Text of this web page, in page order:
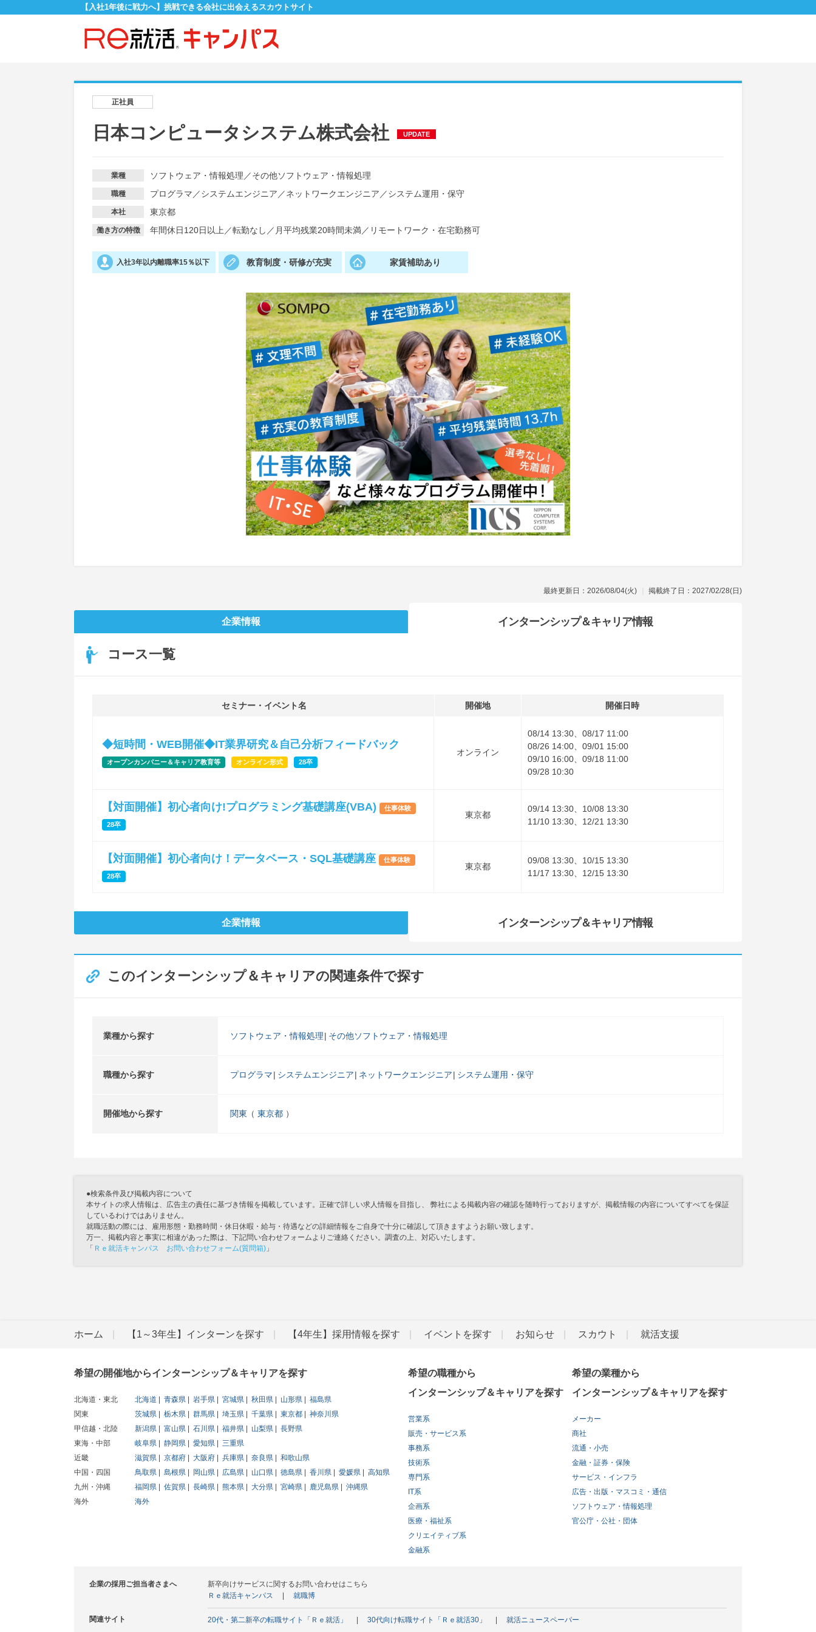
【入社1年後に戦力へ】挑戦できる会社に出会えるスカウトサイト
正社員
日本コンピュータシステム株式会社 UPDATE
業種 ソフトウェア・情報処理 ／その他ソフトウェア・情報処理
職種 プログラマ ／システムエンジニア ／ネットワークエンジニア ／システム運用・保守
本社 東京都
働き方の特徴 年間休日120日以上 ／転勤なし ／ 月平均残業20時間未満／ リモートワーク・在宅勤務可
入社3年以内離職率15％以下 教育制度・研修が充実 家賃補助あり
最終更新日：2026/08/04(火) 掲載終了日：2027/02/28(日)
企業情報 インターンシップ＆キャリア情報
コース一覧
セミナー・イベント名 開催地 開催日時
◆短時間・WEB開催◆IT業界研究＆自己分析フィードバック
オープンカンパニー＆キャリア教育等 オンライン形式 28卒
オンライン
08/14 13:30、08/17 11:00
08/26 14:00、09/01 15:00
09/10 16:00、09/18 11:00
09/28 10:30
【対面開催】初心者向け!プログラミング基礎講座(VBA) 仕事体験
28卒
東京都
09/14 13:30、10/08 13:30
11/10 13:30、12/21 13:30
【対面開催】初心者向け！データベース・SQL基礎講座 仕事体験
28卒
東京都
09/08 13:30、10/15 13:30
11/17 13:30、12/15 13:30
企業情報 インターンシップ＆キャリア情報
このインターンシップ＆キャリアの関連条件で探す
業種から探す ソフトウェア・情報処理 その他ソフトウェア・情報処理
職種から探す プログラマ システムエンジニア ネットワークエンジニア システム運用・保守
開催地から探す 関東 東京都
●検索条件及び掲載内容について
本サイトの求人情報は、広告主の責任に基づき情報を掲載しています。正確で詳しい求人情報を目指し、 弊社による掲載内容の確認を随時行っておりますが、掲載情報の内容についてすべてを保証
しているわけではありません。
就職活動の際には、雇用形態・勤務時間・休日休暇・給与・待遇などの詳細情報をご自身で十分に確認して頂きますようお願い致します。
万一、掲載内容と事実に相違があった際は、下記問い合わせフォームよりご連絡ください。調査の上、対応いたします。
「 Ｒｅ就活キャンパス お問い合わせフォーム(質問箱) 」
ホーム 【1～3年生】インターンを探す 【4年生】採用情報を探す イベントを探す お知らせ スカウト 就活支援
希望の開催地からインターンシップ＆キャリアを探す
北海道・東北 北海道 青森県 岩手県 宮城県 秋田県 山形県
福島県
関東
茨城県 栃木県 群馬県 埼玉県 千葉県 東京都
神奈川県
甲信越・北陸
新潟県 富山県 石川県 福井県 山梨県
長野県
東海・中部
岐阜県 静岡県 愛知県
三重県
近畿
滋賀県 京都府 大阪府 兵庫県 奈良県
和歌山県
中国・四国
鳥取県 島根県 岡山県 広島県 山口県 徳島県 香川県 愛媛県
高知県
九州・沖縄
福岡県 佐賀県 長崎県 熊本県 大分県 宮崎県 鹿児島県
沖縄県
海外
海外
希望の職種から
インターンシップ＆キャリアを探す
営業系
販売・サービス系
事務系
技術系
専門系
IT系
企画系
医療・福祉系
クリエイティブ系
金融系
希望の業種から
インターンシップ＆キャリアを探す
メーカー
商社
流通・小売
金融・証券・保険
サービス・インフラ
広告・出版・マスコミ・通信
ソフトウェア・情報処理
官公庁・公社・団体
企業の採用ご担当者さまへ
新卒向けサービスに関するお問い合わせはこちら
Ｒｅ就活キャンパス
就職博
関連サイト 20代・第二新卒の転職サイト「Ｒｅ就活」 30代向け転職サイト「Ｒｅ就活30」 就活ニュースペーパー